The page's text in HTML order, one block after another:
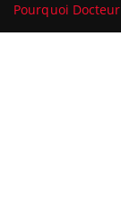
Pourquoi Docteur